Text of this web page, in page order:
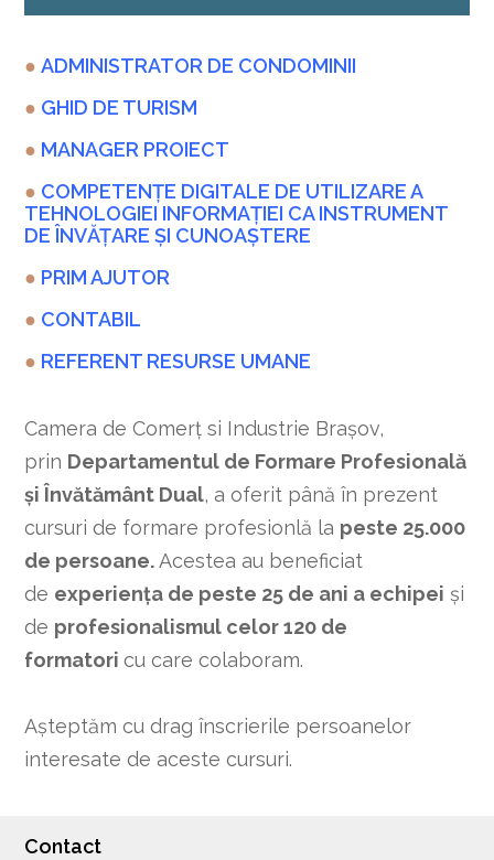
●ADMINISTRATOR DE CONDOMINII
● GHID DE TURISM
● MANAGER PROIECT
● COMPETENŢE DIGITALE DE UTILIZARE A
TEHNOLOGIEI INFORMAȚIEI CA INSTRUMENT
DE ÎNVĂȚARE ȘI CUNOAȘTERE
● PRIM AJUTOR
● CONTABIL
● REFERENT RESURSE UMANE
Camera de Comerț si Industrie Brașov,
prin Departamentul de Formare Profesională
și Învătământ Dual, a oferit până în prezent
cursuri de formare profesionlă la peste 25.000
de persoane.Acestea au beneficiat
de experiența de peste 25 de ani a echipei și
de profesionalismul celor 120 de
formatoricu care colaboram.
Așteptăm cu drag înscrierile persoanelor
interesate de aceste cursuri.
Contact